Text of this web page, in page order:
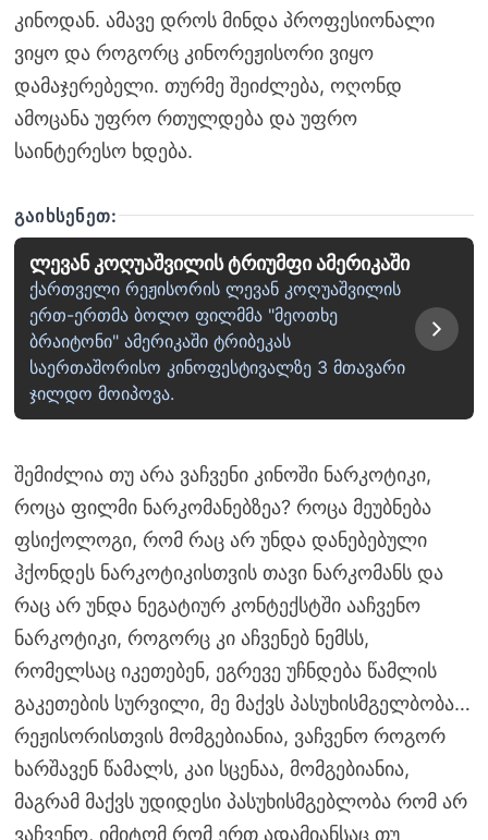
კინოდან. ამავე დროს მინდა პროფესიონალი
ვიყო და როგორც კინორეჟისორი ვიყო
დამაჯერებელი. თურმე შეიძლება, ოღონდ
ამოცანა უფრო რთულდება და უფრო
საინტერესო ხდება.
ᲒᲐᲘᲮᲡᲔᲜᲔᲗ:
ლევან კოღუაშვილის ტრიუმფი ამერიკაში
ქართველი რეჟისორის ლევან კოღუაშვილის
ერთ-ერთმა ბოლო ფილმმა "მეოთხე
ბრაიტონი" ამერიკაში ტრიბეკას
საერთაშორისო კინოფესტივალზე 3 მთავარი
ჯილდო მოიპოვა.
შემიძლია თუ არა ვაჩვენი კინოში ნარკოტიკი,
როცა ფილმი ნარკომანებზეა? როცა მეუბნება
ფსიქოლოგი, რომ რაც არ უნდა დანებებული
ჰქონდეს ნარკოტიკისთვის თავი ნარკომანს და
რაც არ უნდა ნეგატიურ კონტექსტში ააჩვენო
ნარკოტიკი, როგორც კი აჩვენებ ნემსს,
რომელსაც იკეთებენ, ეგრევე უჩნდება წამლის
გაკეთების სურვილი, მე მაქვს პასუხისმგელბობა…
რეჟისორისთვის მომგებიანია, ვაჩვენო როგორ
ხარშავენ წამალს, კაი სცენაა, მომგებიანია,
მაგრამ მაქვს უდიდესი პასუხისმგებლობა რომ არ
ვაჩვენო, იმიტომ რომ ერთ ადამიანსაც თუ